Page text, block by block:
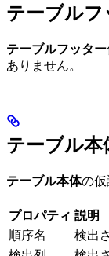
テーブルフ
テーブルフッター
ありません。
テーブル本
テーブル本体の
プロパティ 説明
順序名
検出